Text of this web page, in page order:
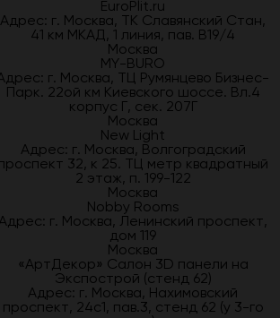
EuroPlit.ru
Адрес: г. Москва, ТК Славянский Стан,
41 км МКАД, 1 линия, пав. В19/4
Москва
MY-BURO
г. Москва, ТЦ Румянцево Бизнес-
Парк. 22ой км Киевского шоссе. Вл.4
корпус Г, сек. 207Г
Москва
New Light
Адрес: г. Москва, Волгоградский
32, к 25. ТЦ метр квадратный
2 этаж, п. 199-122
Москва
Nobby Rooms
г. Москва, Ленинский проспект,
дом 119
Москва
«АртДекор» Салон 3D панели на
Экспострой (стенд 62)
Адрес: г. Москва, Нахимовский
проспект, 24с1, пав.3, стенд 62 (у 3-го